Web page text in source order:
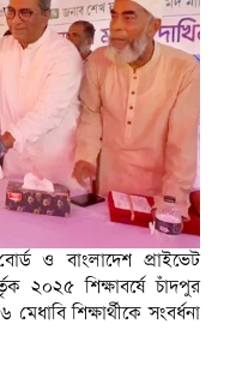
ও বাংলাদেশ প্রাইভেট
২০২৫ শিক্ষাবর্ষে চাঁদপুর
শিক্ষার্থীকে সংবর্ধনা